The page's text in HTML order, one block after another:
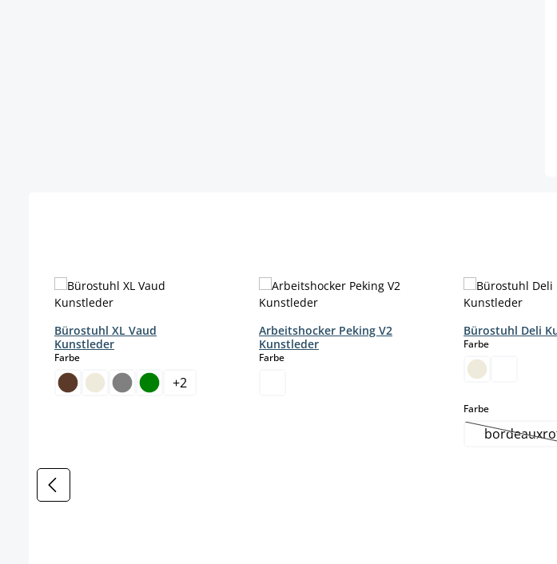
Bürostuhl XL Vaud
Kunstleder
Farbeauswählen
+2
Arbeitshocker Peking V2
Kunstleder
Farbeauswählen
Bürostuhl Deli
Farbeauswählen
Farbeauswählen